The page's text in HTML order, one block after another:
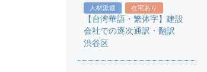
人材派遣 在宅あり
【台湾華語・繁体字】建設
会社での逐次通訳・翻訳
渋谷区